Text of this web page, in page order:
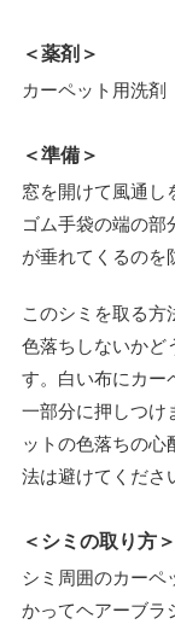
＜薬剤＞
カーペット用洗剤
＜準備＞
窓を開けて風通し
ゴム手袋の端の部
が垂れてくるのを
このシミを取る方
色落ちしないかど
す。白い布にカー
一部分に押しつけ
ットの色落ちの心
法は避けてくださ
＜シミの取り方＞
シミ周囲のカーペ
かってヘアーブラ